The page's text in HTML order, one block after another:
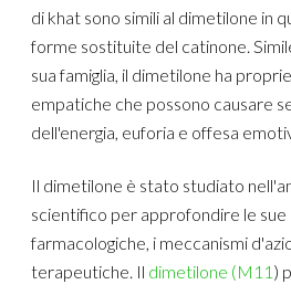
di khat sono simili al dimetilone in
forme sostituite del catinone.
sua famiglia, il dimetilone ha
empatiche che possono causare
dell'energia, euforia e offesa
Il dimetilone è stato studiato
scientifico per approfondire le
farmacologiche, i meccanismi
terapeutiche. Il dimetilone (M11 )